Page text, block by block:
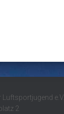
Luftsportjugend e.V.
2